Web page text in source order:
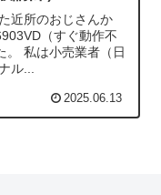
近所のおじさんか
（すぐ動作不
。 私は小売業者（日
ル...
2025.06.13